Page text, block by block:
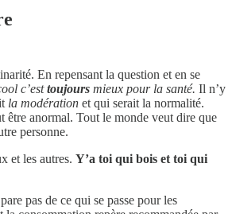
En repensant la question et en se
c’esttoujours mieux pour la santé. Il n’y
la modération et qui serait la normalité.
être anormal. Tout le monde veut dire que
personne.
et les autres. Y’a toi qui bois et toi qui
pas de ce qui se passe pour les